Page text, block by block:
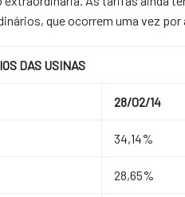
que ocorrem uma vez por
DAS USINAS
28/02/14
34,14%
28,65%